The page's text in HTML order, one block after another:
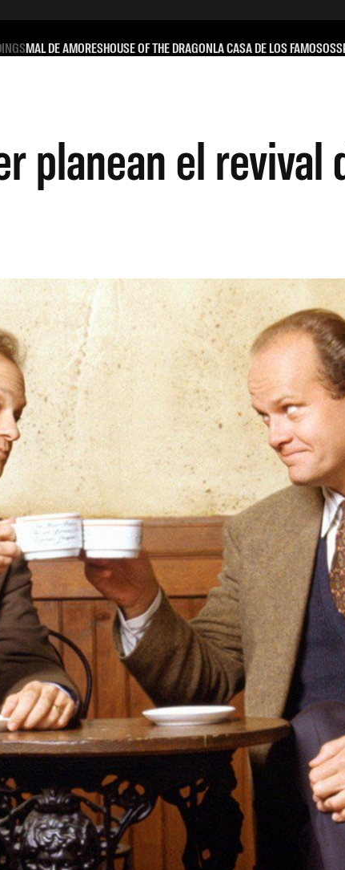
MAL DE AMORESHOUSE OF THE DRAGONLA CASA DE LOS FAMOSOS
planean el revival